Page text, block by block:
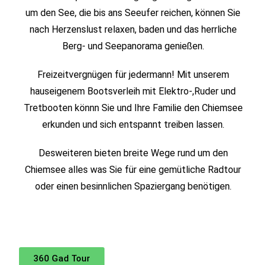
um den See, die bis ans Seeufer reichen, können Sie
nach Herzenslust relaxen, baden und das herrliche
Berg- und Seepanorama genießen.
Freizeitvergnügen für jedermann! Mit unserem
hauseigenem Bootsverleih mit Elektro-,Ruder und
Tretbooten könnn Sie und Ihre Familie den Chiemsee
erkunden und sich entspannt treiben lassen.
Desweiteren bieten breite Wege rund um den
Chiemsee alles was Sie für eine gemütliche Radtour
oder einen besinnlichen Spaziergang benötigen.
360 Gad Tour